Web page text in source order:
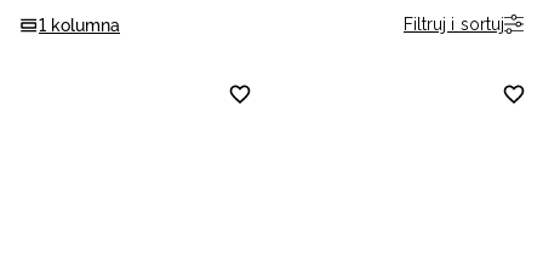
1 kolumna Filtruj i sortuj
Chorwacki / EUR